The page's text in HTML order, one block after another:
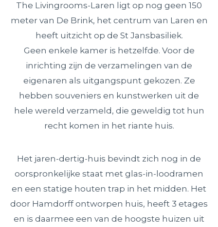
The Livingrooms-Laren ligt op nog geen 150
meter van De Brink, het centrum van Laren en
heeft uitzicht op de St Jansbasiliek.
Geen enkele kamer is hetzelfde. Voor de
inrichting zijn de verzamelingen van de
eigenaren als uitgangspunt gekozen. Ze
hebben souveniers en kunstwerken uit de
hele wereld verzameld, die geweldig tot hun
recht komen in het riante huis.
Het jaren-dertig-huis bevindt zich nog in de
oorspronkelijke staat met glas-in-loodramen
en een statige houten trap in het midden. Het
door Hamdorff ontworpen huis, heeft 3 etages
en is daarmee een van de hoogste huizen uit